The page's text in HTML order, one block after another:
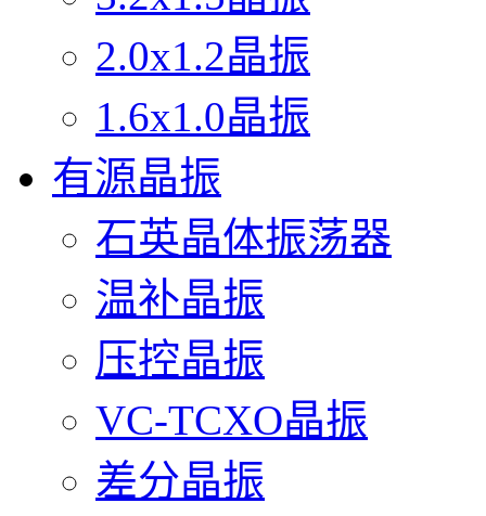
2.0x1.2晶振
1.6x1.0晶振
有源晶振
石英晶体振荡器
温补晶振
压控晶振
VC-TCXO晶振
差分晶振